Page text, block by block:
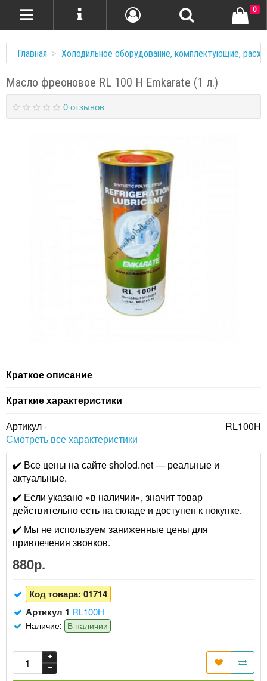
0
Главная Холодильное оборудование, комплектующие,
Масло фреоновое RL 100 H Emkarate (1 л.)
0 отзывов
Краткое описание
Краткие характеристики
Артикул -
RL100H
Смотреть все характеристики
✔️ Все цены на сайте sholod.net — реальные и
актуальные.
✔️ Если указано «в наличии», значит товар
действительно есть на складе и доступен к покупке.
✔️ Мы не используем заниженные цены для
привлечения звонков.
880р.
Код товара: 01714
Артикул 1 RL100H
Наличие: В наличии